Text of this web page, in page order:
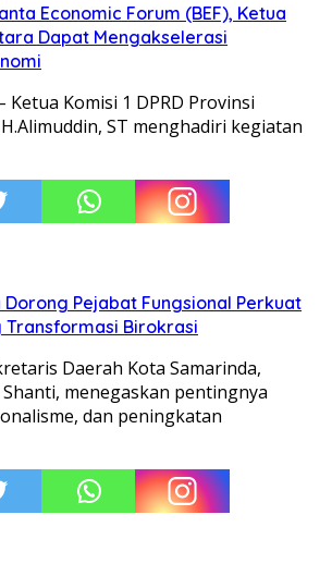
Economic Forum (BEF), Ketua
Dapat Mengakselerasi
Ketua Komisi 1 DPRD Provinsi
ST menghadiri kegiatan
Pejabat Fungsional Perkuat
Transformasi Birokrasi
Daerah Kota Samarinda,
menegaskan pentingnya
dan peningkatan